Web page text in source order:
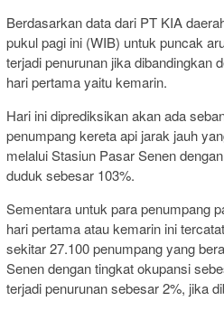
Berdasarkan data dari PT KIA
pukul pagi ini (WIB) untuk puncak
terjadi penurunan jika dibandingkan
hari pertama yaitu kemarin.
Hari ini diprediksikan akan ada
penumpang kereta api jarak jauh
melalui Stasiun Pasar Senen
duduk sebesar 103%.
Sementara untuk para penumpang
hari pertama atau kemarin ini
sekitar 27.100 penumpang yang
Senen dengan tingkat okupansi
terjadi penurunan sebesar 2%, jika